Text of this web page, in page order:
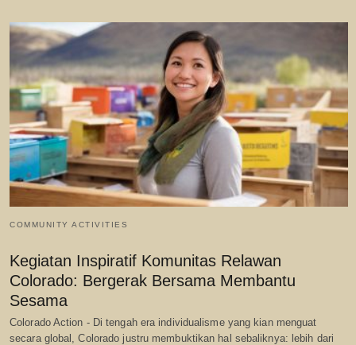
COMMUNITY ACTIVITIES
Kegiatan Inspiratif Komunitas Relawan
Colorado: Bergerak Bersama Membantu
Sesama
Colorado Action - Di tengah era individualisme yang kian menguat
secara global, Colorado justru membuktikan hal sebaliknya: lebih dari